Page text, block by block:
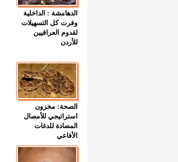
الدهامشة : الداخلية
وفرت كل التسهيلات
لقدوم العراقيين
للأردن
الصحة: مخزون
استراتيجي للأمصال
المضادة للدغات
الأفاعي